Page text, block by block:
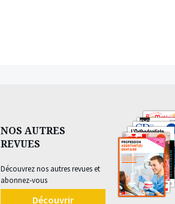
NOS AUTRES
REVUES
Découvrez nos autres revues et
abonnez-vous
Découvrir